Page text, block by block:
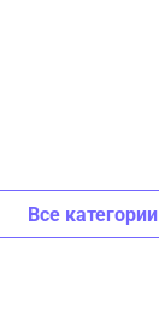
Все категории